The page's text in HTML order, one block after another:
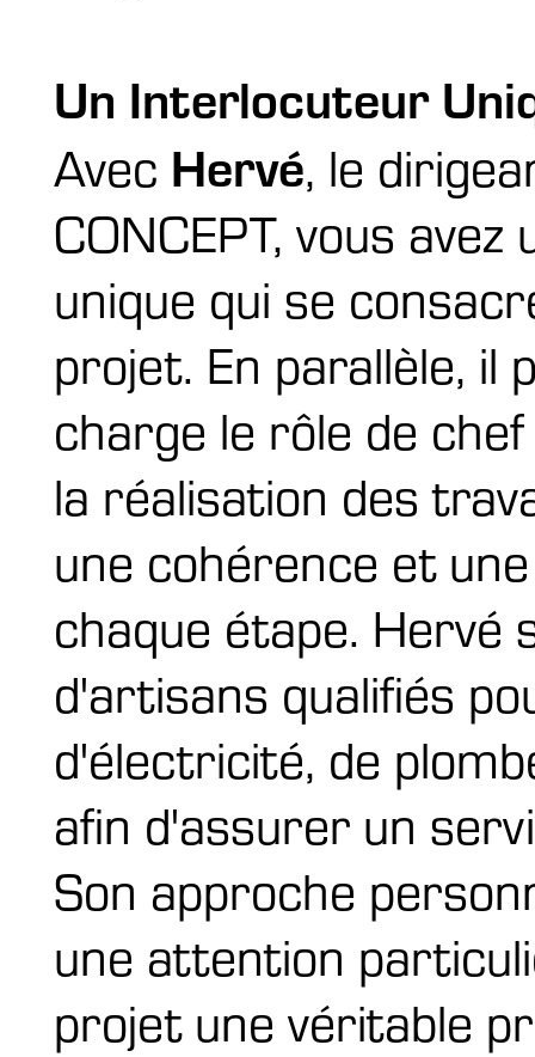
Un Interlocuteur
Avec Hervé, le
CONCEPT, vous
unique qui se
projet. En parallèle, il
charge le rôle de
la réalisation des
une cohérence et
chaque étape. Hervé
d'artisans qualifiés
d'électricité, de
afin d'assurer un
Son approche
une attention
projet une véritable